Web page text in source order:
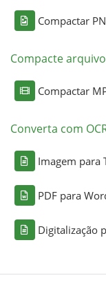
Compactar
Compacte
Compactar
Converta com
Imagem para
PDF para
Digitalização